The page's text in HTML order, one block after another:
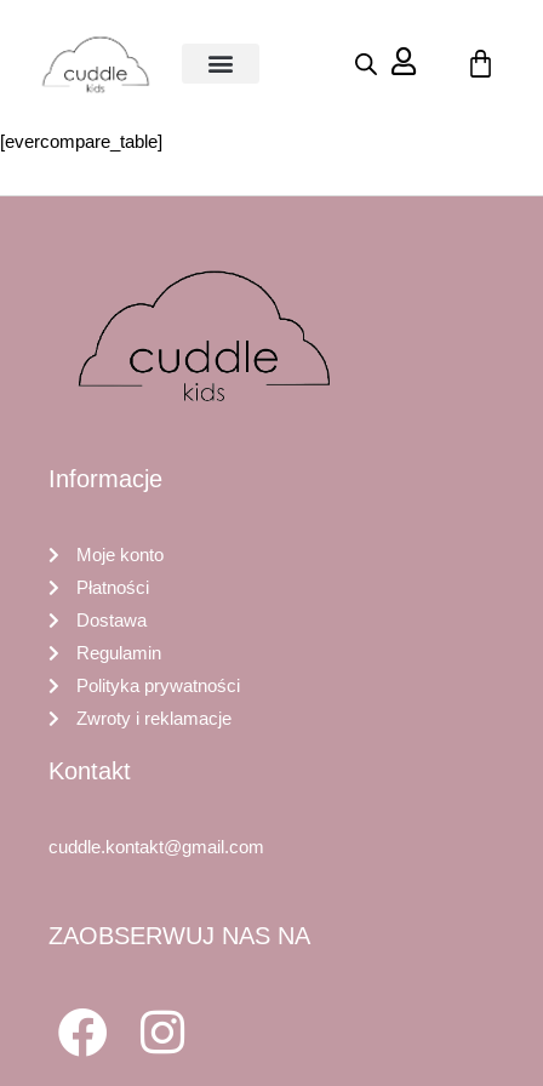
[evercompare_table]
Informacje
Moje konto
Płatności
Dostawa
Regulamin
Polityka prywatności
Zwroty i reklamacje
Kontakt
cuddle.kontakt@gmail.com
ZAOBSERWUJ NAS NA